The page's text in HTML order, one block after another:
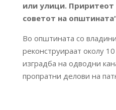
или улици. Приритеот
советот на
Во општината со
реконструираат околу
изградба на одводни
пропратни делови на